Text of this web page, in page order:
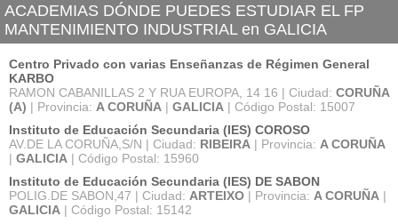
ACADEMIAS DÓNDE PUEDES ESTUDIAR EL FP
MANTENIMIENTO INDUSTRIAL en GALICIA
Centro Privado con varias Enseñanzas de Régimen General
KARBO
RAMON CABANILLAS 2 Y RUA EUROPA, 14 16 | Ciudad: CORUÑA
(A) | Provincia: A CORUÑA | GALICIA | Código Postal: 15007
Instituto de Educación Secundaria (IES) COROSO
AV.DE LA CORUÑA,S/N | Ciudad: RIBEIRA | Provincia: A CORUÑA
| GALICIA | Código Postal: 15960
Instituto de Educación Secundaria (IES) DE SABON
POLIG.DE SABON,47 | Ciudad: ARTEIXO | Provincia: A CORUÑA |
GALICIA | Código Postal: 15142